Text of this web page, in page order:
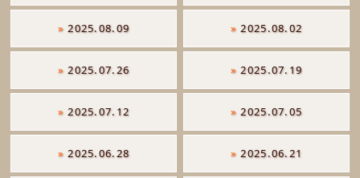
» 2025.08.09 » 2025.08.02
» 2025.07.26 » 2025.07.19
» 2025.07.12 » 2025.07.05
» 2025.06.28 » 2025.06.21